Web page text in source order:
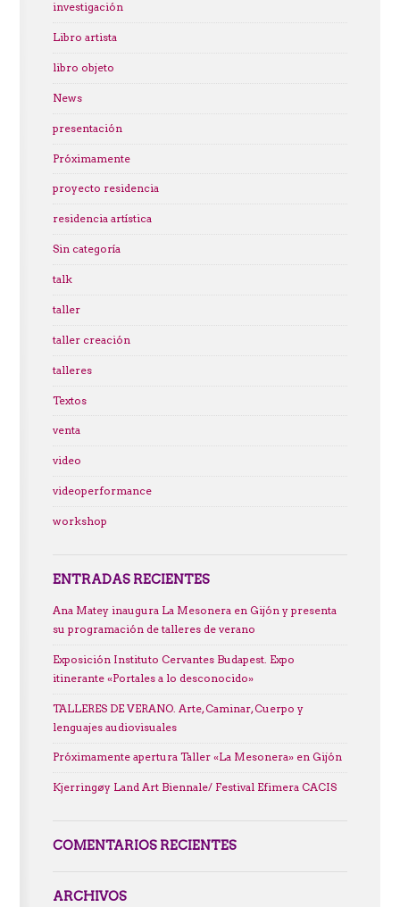
investigación
Libro artista
libro objeto
News
presentación
Próximamente
proyecto residencia
residencia artística
Sin categoría
talk
taller
taller creación
talleres
Textos
venta
video
videoperformance
workshop
ENTRADAS RECIENTES
Ana Matey inaugura La Mesonera en Gijón y presenta
su programación de talleres de verano
Exposición Instituto Cervantes Budapest. Expo
itinerante «Portales a lo desconocido»
TALLERES DE VERANO. Arte, Caminar, Cuerpo y
lenguajes audiovisuales
Próximamente apertura Taller «La Mesonera» en Gijón
Kjerringøy Land Art Biennale/ Festival Efimera CACIS
COMENTARIOS RECIENTES
ARCHIVOS